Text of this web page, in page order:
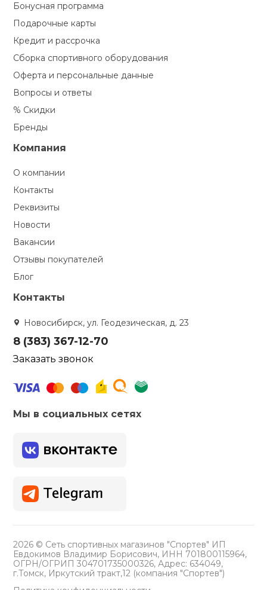
Бонусная программа
Подарочные карты
Кредит и рассрочка
Сборка спортивного оборудования
Оферта и персональные данные
Вопросы и ответы
% Скидки
Бренды
Компания
О компании
Контакты
Реквизиты
Новости
Вакансии
Отзывы покупателей
Блог
Контакты
Новосибирск, ул. Геодезическая, д. 23
8 (383) 367-12-70
Заказать звонок
Мы в социальных сетях
2026 © Сеть спортивных магазинов "Спортев" ИП
Евдокимов Владимир Борисович, ИНН 701800115964,
ОГРН/ОГРИП 304701735000326, Адрес: 634049,
г.Томск, Иркутский тракт,12 (компания "Спортев")